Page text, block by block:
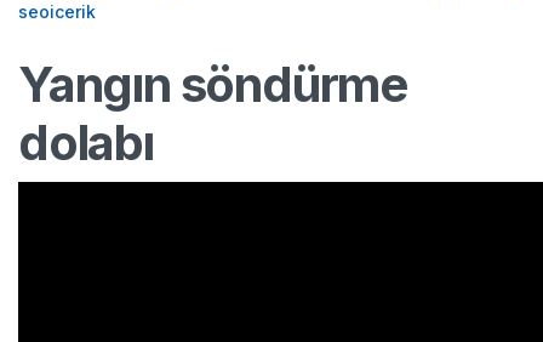
seoicerik
Yangın söndürme
dolabı